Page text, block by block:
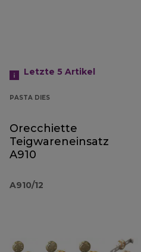
Letzte 5 Artikel
PASTA DIES
Orecchiette
Teigwareneinsatz
A910
A910/12